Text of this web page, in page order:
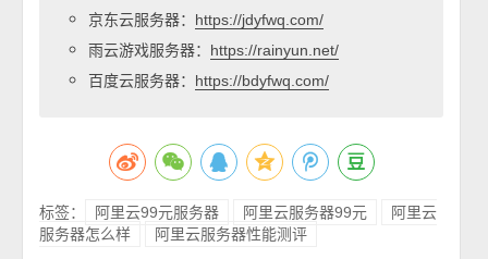
京东云服务器： https://jdyfwq.com/
雨云游戏服务器： https://rainyun.net/
百度云服务器： https://bdyfwq.com/
标签： 阿里云99元服务器 阿里云服务器99元
阿里云
服务器怎么样
阿里云服务器性能测评